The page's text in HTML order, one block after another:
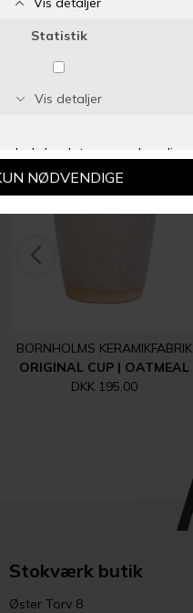
BORNHOLMS KERAMIKFABRIK
ORIGINAL CUP | OATMEAL
DKK 195,00
Stokværk butik
Øster Torv 8